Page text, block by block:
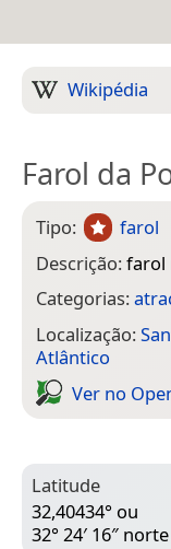
Wikipédia
Farol da
Tipo:
farol
Descrição:farol
Categorias:
Localização:
Atlântico
Ver no
Latitude
32,40434° ou
32° 24′ 16″ norte